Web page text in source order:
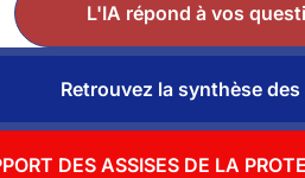
L'IA répond à vos
Retrouvez la synthèse
DES ASSISES DE LA